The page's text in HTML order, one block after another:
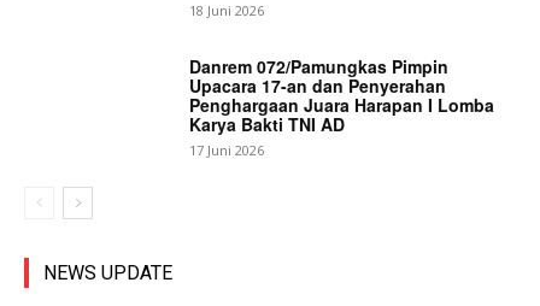
18 Juni 2026
Danrem 072/Pamungkas Pimpin
Upacara 17-an dan Penyerahan
Penghargaan Juara Harapan I Lomba
Karya Bakti TNI AD
17 Juni 2026
NEWS UPDATE